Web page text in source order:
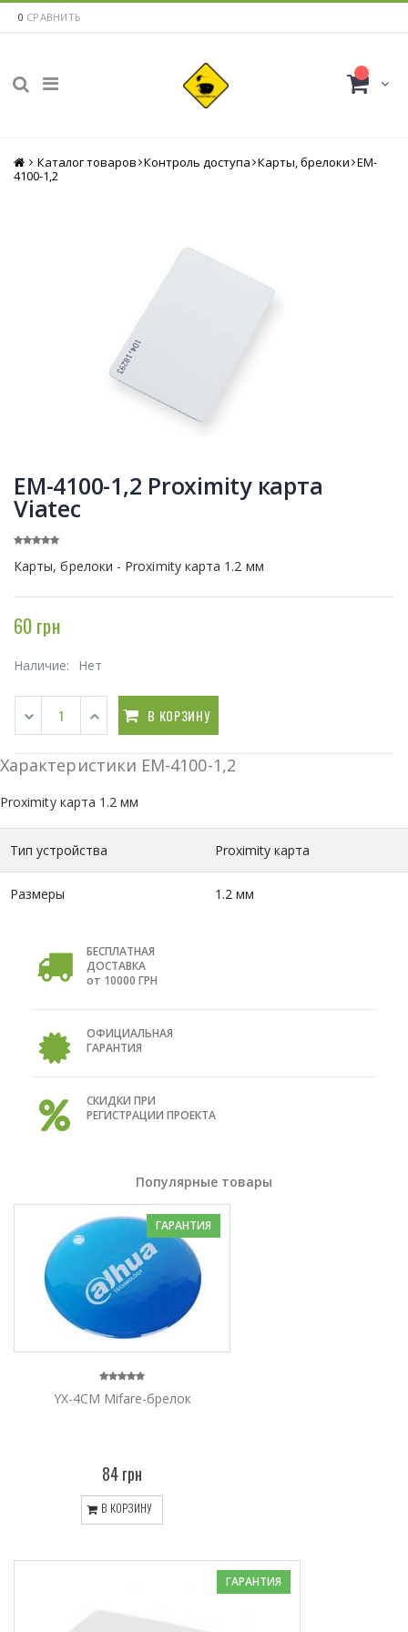
0 СРАВНИТЬ
Главная
Каталог товаров Контроль доступа Карты, брелоки EM-
4100-1,2
EM-4100-1,2 Proximity карта
Viatec
Карты, брелоки - Proximity карта 1.2 мм
60 грн
Наличие: Нет
В КОРЗИНУ
Характеристики EM-4100-1,2
Proximity карта 1.2 мм
Тип устройства Proximity карта
Размеры 1.2 мм
БЕСПЛАТНАЯ
ДОСТАВКА
от 10000 ГРН
ОФИЦИАЛЬНАЯ
ГАРАНТИЯ
СКИДКИ ПРИ
РЕГИСТРАЦИИ ПРОЕКТА
Популярные товары
ГАРАНТИЯ
YX-4CM Mifare-брелок
84 грн
В КОРЗИНУ
ГАРАНТИЯ